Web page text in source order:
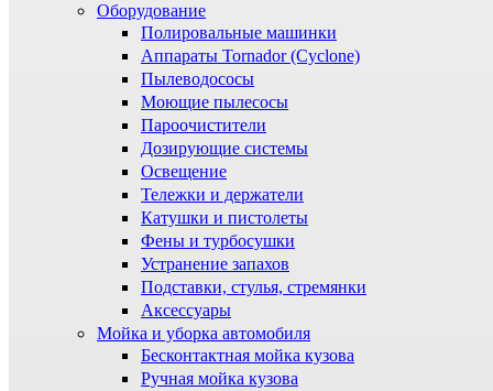
Оборудование
Полировальные машинки
Аппараты Tornador (Cyclone)
Пылеводососы
Моющие пылесосы
Пароочистители
Дозирующие системы
Освещение
Тележки и держатели
Катушки и пистолеты
Фены и турбосушки
Устранение запахов
Подставки, стулья, стремянки
Аксессуары
Мойка и уборка автомобиля
Бесконтактная мойка кузова
Ручная мойка кузова